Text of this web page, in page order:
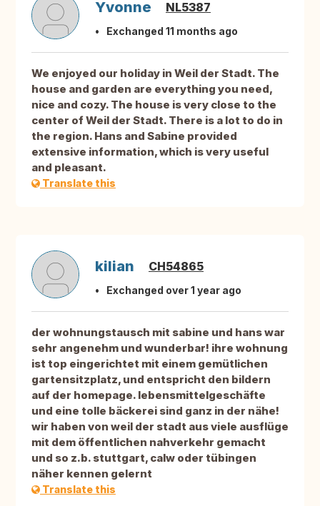
Yvonne NL5387
Exchanged 11 months ago
We enjoyed our holiday in Weil der Stadt. The
house and garden are everything you need,
nice and cozy. The house is very close to the
center of Weil der Stadt. There is a lot to do in
the region. Hans and Sabine provided
extensive information, which is very useful
and pleasant.
Translate this
kilian CH54865
Exchanged over 1 year ago
der wohnungstausch mit sabine und hans war
sehr angenehm und wunderbar! ihre wohnung
ist top eingerichtet mit einem gemütlichen
gartensitzplatz, und entspricht den bildern
auf der homepage. lebensmittelgeschäfte
und eine tolle bäckerei sind ganz in der nähe!
wir haben von weil der stadt aus viele ausflüge
mit dem öffentlichen nahverkehr gemacht
und so z.b. stuttgart, calw oder tübingen
näher kennen gelernt
Translate this